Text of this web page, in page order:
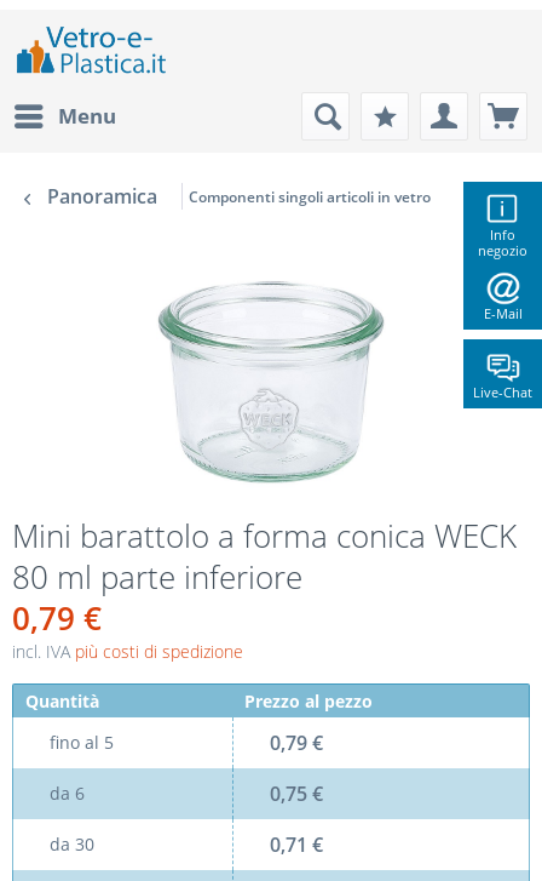
Info
negozio
E-Mail
Live-Chat
Menu
Panoramica Componenti singoli articoli in vetro
Mini barattolo a forma conica WECK
80 ml parte inferiore
0,79 €
incl. IVA più costi di spedizione
Quantità
Prezzo al pezzo
fino al 5 0,79 €
da 6 0,75 €
da 30 0,71 €